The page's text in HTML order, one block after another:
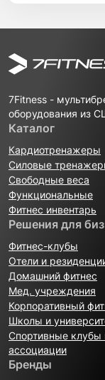
7Fitness -
оборудования из
Каталог
Кардиотренажеры
Силовые
Свободные веса
Функциональные
Фитнес инвентарь
Решения для
Фитнес-клубы
Отели и
Домашний фитнес
Мед. учреждения
Корпоративный
Школы и
Спортивные клубы
ассоциации
Бренды